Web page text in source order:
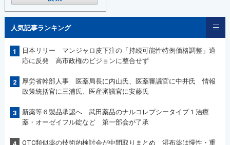
人気記事ランキング
1
日本リリー マンジャロ皮下注の「持続可能性特例価格調整」適
応に反発 高市政権のビジョンに整合せず
2
厚労省幹部人事 医薬局長に内山氏、医薬審議官に中井氏 情報
政策統括官に三浦氏、医産審議官に安藤氏
3
新薬等６製品承認へ 武田薬品のナルコレプシータイプ１治療
薬・オーゼイフル錠など 第一部会が了承
OTC類似薬の技術的検討会が中間取りまとめ 湿布薬は慢性・重